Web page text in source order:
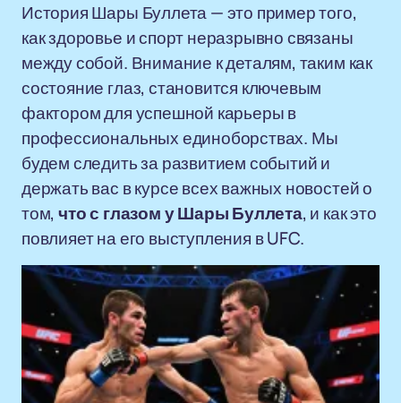
История Шары Буллета — это пример того,
как здоровье и спорт неразрывно связаны
между собой. Внимание к деталям, таким как
состояние глаз, становится ключевым
фактором для успешной карьеры в
профессиональных единоборствах. Мы
будем следить за развитием событий и
держать вас в курсе всех важных новостей о
том,что с глазом у Шары Буллета, и как это
повлияет на его выступления в UFC.